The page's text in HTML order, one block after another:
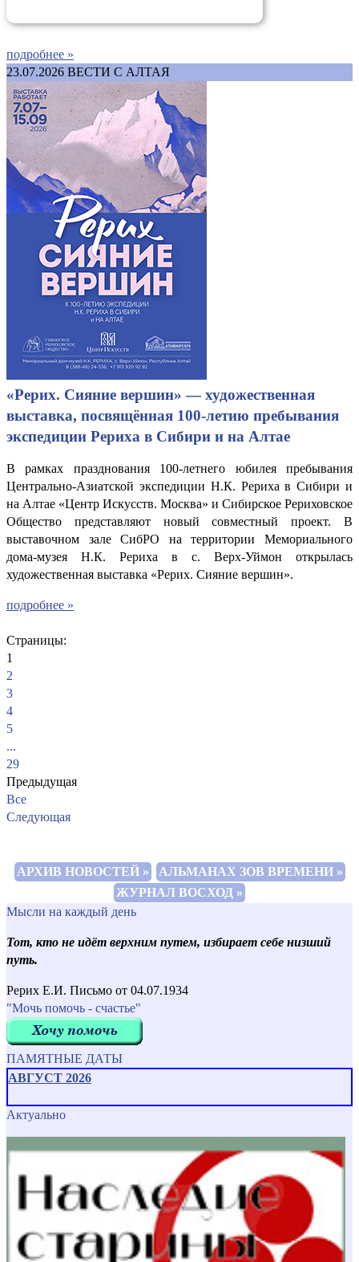
подробнее »
23.07.2026 ВЕСТИ С АЛТАЯ
«Рерих. Сияние вершин» — художественная
выставка, посвящённая 100-летию пребывания
экспедиции Рериха в Сибири и на Алтае
В рамках празднования 100-летнего юбилея пребывания
Центрально-Азиатской экспедиции Н.К. Рериха в Сибири и
на Алтае «Центр Искусств. Москва» и Сибирское Рериховское
Общество представляют новый совместный проект. В
выставочном зале СибРО на территории Мемориального
дома-музея Н.К. Рериха в с. Верх-Уймон открылась
художественная выставка «Рерих. Сияние вершин».
подробнее »
Страницы:
1
2
3
4
5
...
29
Предыдущая
Все
Следующая
АРХИВ НОВОСТЕЙ »
АЛЬМАНАХ ЗОВ ВРЕМЕНИ »
ЖУРНАЛ ВОСХОД »
Мысли на каждый день
Тот, кто не идёт верхним путем, избирает себе низший
путь.
Рерих Е.И. Письмо от 04.07.1934
"Мочь помочь - счастье"
ПАМЯТНЫЕ ДАТЫ
АВГУСТ 2026
Актуально